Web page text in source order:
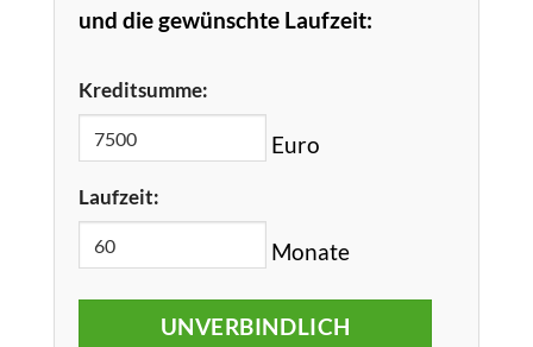
und die gewünschte Laufzeit:
Kreditsumme:
Euro
Laufzeit:
Monate
UNVERBINDLICH